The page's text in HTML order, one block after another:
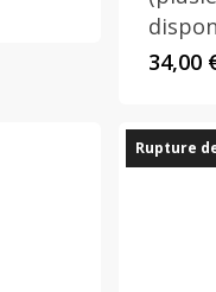
34,00
Rupture